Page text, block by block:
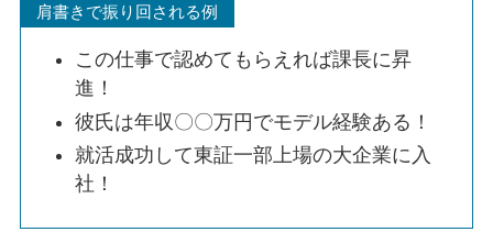
肩書きで振り回される例
この仕事で認めてもらえれば課長に昇
進！
彼氏は年収〇〇万円でモデル経験ある！
就活成功して東証一部上場の大企業に入
社！